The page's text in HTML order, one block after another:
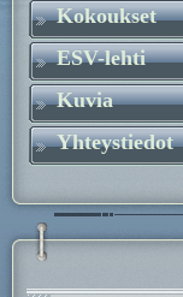
Kokoukset
ESV-lehti
Kuvia
Yhteystiedot